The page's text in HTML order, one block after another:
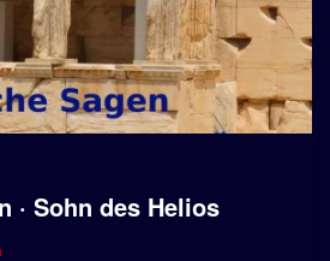
· Sohn des Helios